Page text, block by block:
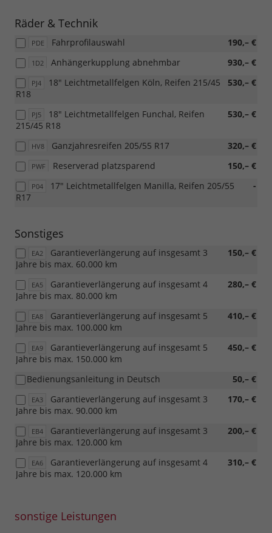
Räder & Technik
PDE 190,– €
Fahrprofilauswahl
1D2 930,– €
Anhängerkupplung abnehmbar
PJ4 530,– €
18" Leichtmetallfelgen Köln, Reifen 215/45
R18
PJ5 530,– €
18" Leichtmetallfelgen Funchal, Reifen
215/45 R18
HV8 320,– €
Ganzjahresreifen 205/55 R17
PWF 150,– €
Reserverad platzsparend
P04 -
17" Leichtmetallfelgen Manilla, Reifen 205/55
R17
Sonstiges
EA2 150,– €
Garantieverlängerung auf insgesamt 3
Jahre bis max. 60.000 km
EA5 280,– €
Garantieverlängerung auf insgesamt 4
Jahre bis max. 80.000 km
EA8 410,– €
Garantieverlängerung auf insgesamt 5
Jahre bis max. 100.000 km
EA9 450,– €
Garantieverlängerung auf insgesamt 5
Jahre bis max. 150.000 km
50,– €
Bedienungsanleitung in Deutsch
EA3 170,– €
Garantieverlängerung auf insgesamt 3
Jahre bis max. 90.000 km
EB4 200,– €
Garantieverlängerung auf insgesamt 3
Jahre bis max. 120.000 km
EA6 310,– €
Garantieverlängerung auf insgesamt 4
Jahre bis max. 120.000 km
sonstige Leistungen